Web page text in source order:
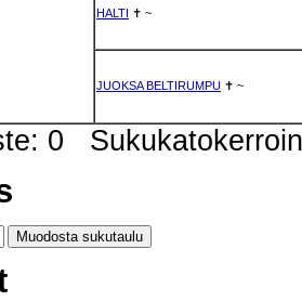
HALTI ✝ ~
JUOKSA BELTIRUMPU ✝ ~
0